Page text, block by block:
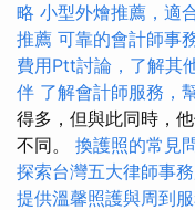
略 小型外燴推薦，適
推薦 可靠的會計師事
費用Ptt討論，了解其
伴 了解會計師服務，
得多，但與此同時，
不同。 換護照的常見
探索台灣五大律師事
提供溫馨照護與周到